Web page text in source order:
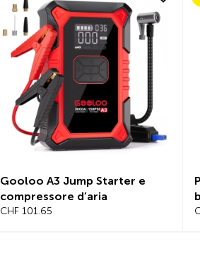
Gooloo A3 Jump Starter e
compressore d’aria
CHF 101.65